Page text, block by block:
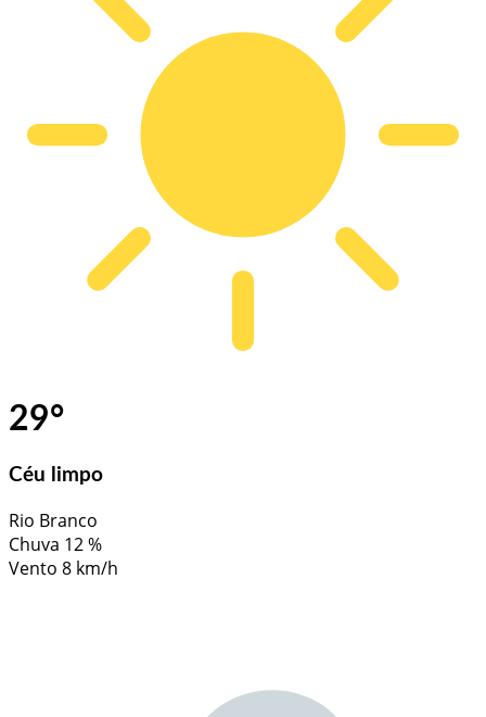
29°
Céu limpo
Rio Branco
Chuva 12 %
Vento 8 km/h